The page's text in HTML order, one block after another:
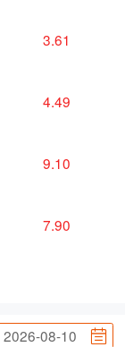
3.61
4.49
9.10
7.90
2026-08-10